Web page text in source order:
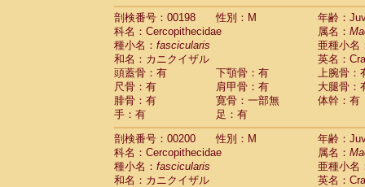
剖検番号：00198
性別：M
年齢：
科名：Cercopithecidae
属名：
種小名： fascicularis
亜種小名
和名：カニクイザル
英名：
頭蓋骨：有
下顎骨：有
上腕骨：
尺骨：有
肩甲骨：有
大腿骨：
腓骨：有
寛骨：一部無
体幹：有
手：有
足：有
剖検番号：00200
性別：M
年齢：
科名：Cercopithecidae
属名：
種小名： fascicularis
亜種小名
和名：カニクイザル
英名：